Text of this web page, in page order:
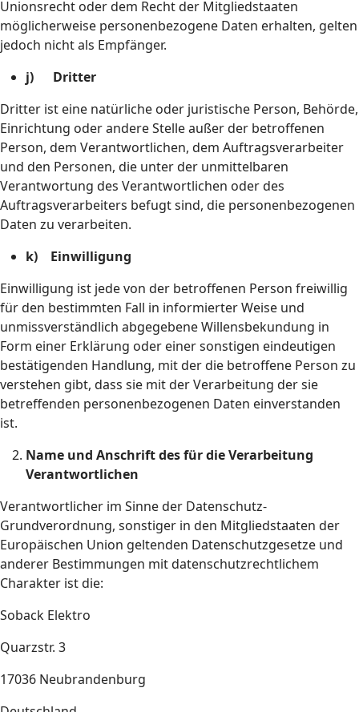
Unionsrecht oder dem Recht der Mitgliedstaaten
möglicherweise personenbezogene Daten erhalten, gelten
jedoch nicht als Empfänger.
j) Dritter
Dritter ist eine natürliche oder juristische Person, Behörde,
Einrichtung oder andere Stelle außer der betroffenen
Person, dem Verantwortlichen, dem Auftragsverarbeiter
und den Personen, die unter der unmittelbaren
Verantwortung des Verantwortlichen oder des
Auftragsverarbeiters befugt sind, die personenbezogenen
Daten zu verarbeiten.
k) Einwilligung
Einwilligung ist jede von der betroffenen Person freiwillig
für den bestimmten Fall in informierter Weise und
unmissverständlich abgegebene Willensbekundung in
Form einer Erklärung oder einer sonstigen eindeutigen
bestätigenden Handlung, mit der die betroffene Person zu
verstehen gibt, dass sie mit der Verarbeitung der sie
betreffenden personenbezogenen Daten einverstanden
ist.
Name und Anschrift des für die Verarbeitung
Verantwortlichen
Verantwortlicher im Sinne der Datenschutz-
Grundverordnung, sonstiger in den Mitgliedstaaten der
Europäischen Union geltenden Datenschutzgesetze und
anderer Bestimmungen mit datenschutzrechtlichem
Charakter ist die:
Soback Elektro
Quarzstr. 3
17036 Neubrandenburg